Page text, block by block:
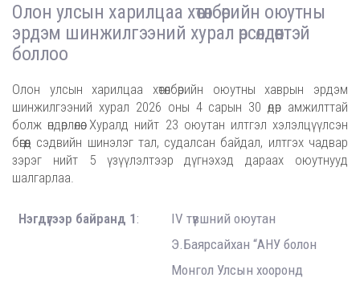
Олон улсын харилцаа хөтөлбөрийн оюутны
эрдэм шинжилгээний хурал өрсөлдөөнтэй
боллоо
Олон улсын харилцаа хөтөлбөрийн оюутны хаврын эрдэм
шинжилгээний хурал 2026 оны 4 сарын 30 өдөр амжилттай
болж өндөрлөлөө. Хуралд нийт 23 оюутан илтгэл хэлэлцүүлсэн
бөгөөд сэдвийн шинэлэг тал, судалсан байдал, илтгэх чадвар
зэрэг нийт 5 үзүүлэлтээр дүгнэхэд дараах оюутнууд
шалгарлаа.
Нэгдүгээр байранд 1:
IV түвшний оюутан
Э.Баярсайхан “АНУ болон
Монгол Улсын хооронд